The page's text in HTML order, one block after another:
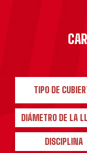
TIPO DE
DIÁMETRO DE LA
DISCIPLINA